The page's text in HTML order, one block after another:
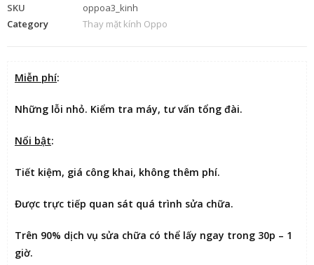
SKU
oppoa3_kinh
Category
Thay mặt kính Oppo
Miễn phí:
Những lỗi nhỏ. Kiểm tra máy, tư vấn tổng đài.
Nổi bật:
Tiết kiệm, giá công khai, không thêm phí.
Được trực tiếp quan sát quá trình sửa chữa.
Trên 90% dịch vụ sửa chữa có thể lấy ngay trong 30p – 1
giờ.